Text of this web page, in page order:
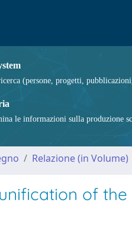
(persone, progetti,
le informazioni sulla
Relazione (in Volume)
of